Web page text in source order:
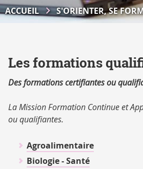
ACCUEIL S'ORIENTER, SE
Les formations
Des formations certifiantes ou
La Mission Formation Continue et
ou qualifiantes.
Agroalimentaire
Biologie - Santé